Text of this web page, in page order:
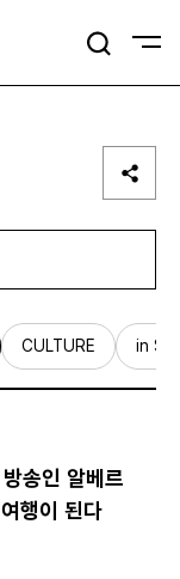
검색
CULTURE in
송인 알베르
행이 된다